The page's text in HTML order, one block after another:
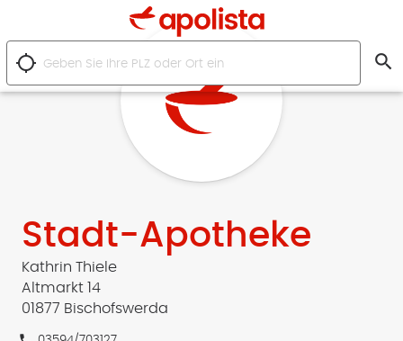
location_searching search
Stadt-Apotheke
Kathrin Thiele
Altmarkt 14
01877 Bischofswerda